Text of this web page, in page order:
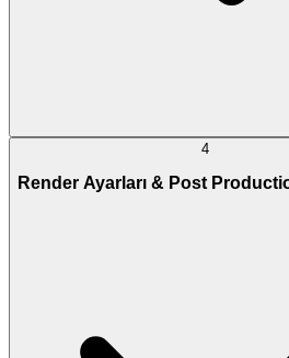
4
Render Ayarları & Post